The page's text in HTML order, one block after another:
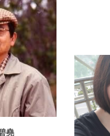
堯